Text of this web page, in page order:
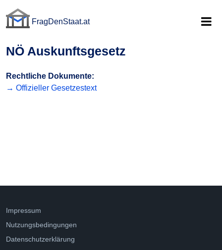
FragDenStaat.at
NÖ Auskunftsgesetz
Rechtliche Dokumente:
→ Offizieller Gesetzestext
Impressum
Nutzungsbedingungen
Datenschutzerklärung